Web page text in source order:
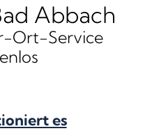
Abbach
Ort-Service
es